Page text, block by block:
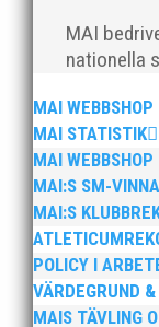
MAI
nationella
MAI WEBBSHOP
MAI STATISTIK
MAI WEBBSHOP
MAI:S SM-
MAI:S
POLICY I
VÄRDEGRUND
MAIS TÄVLING
firade